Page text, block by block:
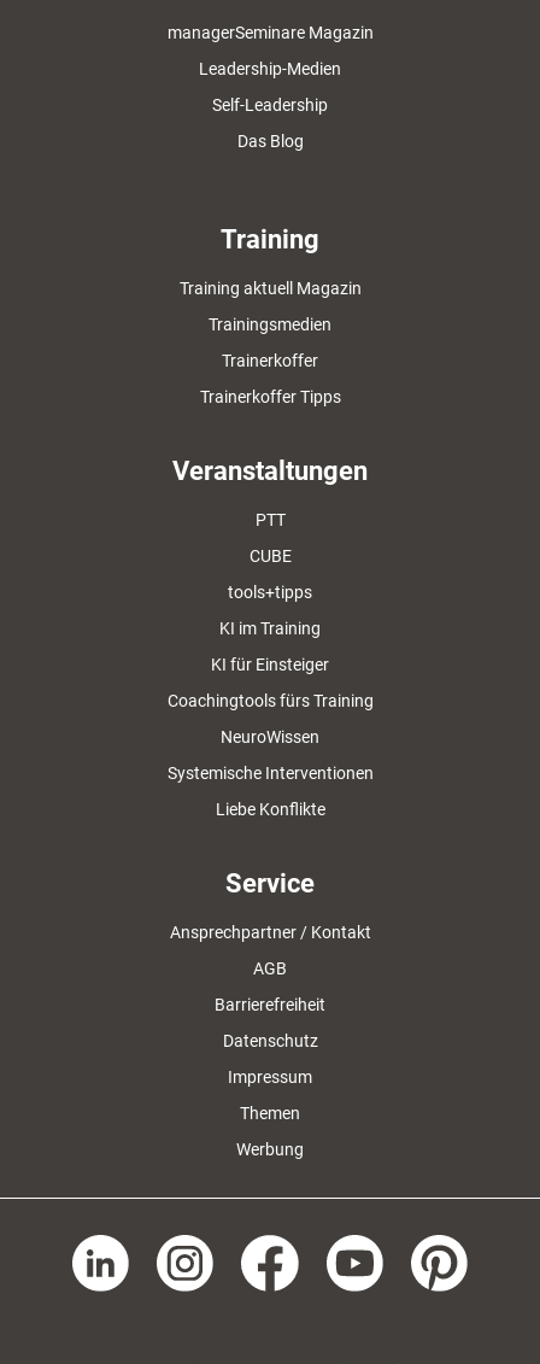
managerSeminare Magazin
Leadership-Medien
Self-Leadership
Das Blog
Training
Training aktuell Magazin
Trainingsmedien
Trainerkoffer
Trainerkoffer Tipps
Veranstaltungen
PTT
CUBE
tools+tipps
KI im Training
KI für Einsteiger
Coachingtools fürs Training
NeuroWissen
Systemische Interventionen
Liebe Konflikte
Service
Ansprechpartner / Kontakt
AGB
Barrierefreiheit
Datenschutz
Impressum
Themen
Werbung